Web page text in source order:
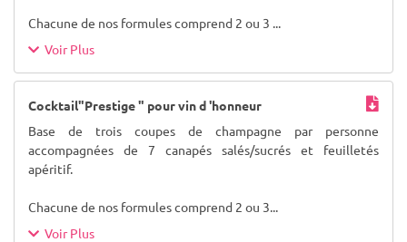
Chacune de nos formules comprend 2 ou 3 ...
Voir Plus
Cocktail"Prestige " pour vin d 'honneur
Base de trois coupes de champagne par personne
accompagnées de 7 canapés salés/sucrés et feuilletés
apéritif.
Chacune de nos formules comprend 2 ou 3...
Voir Plus